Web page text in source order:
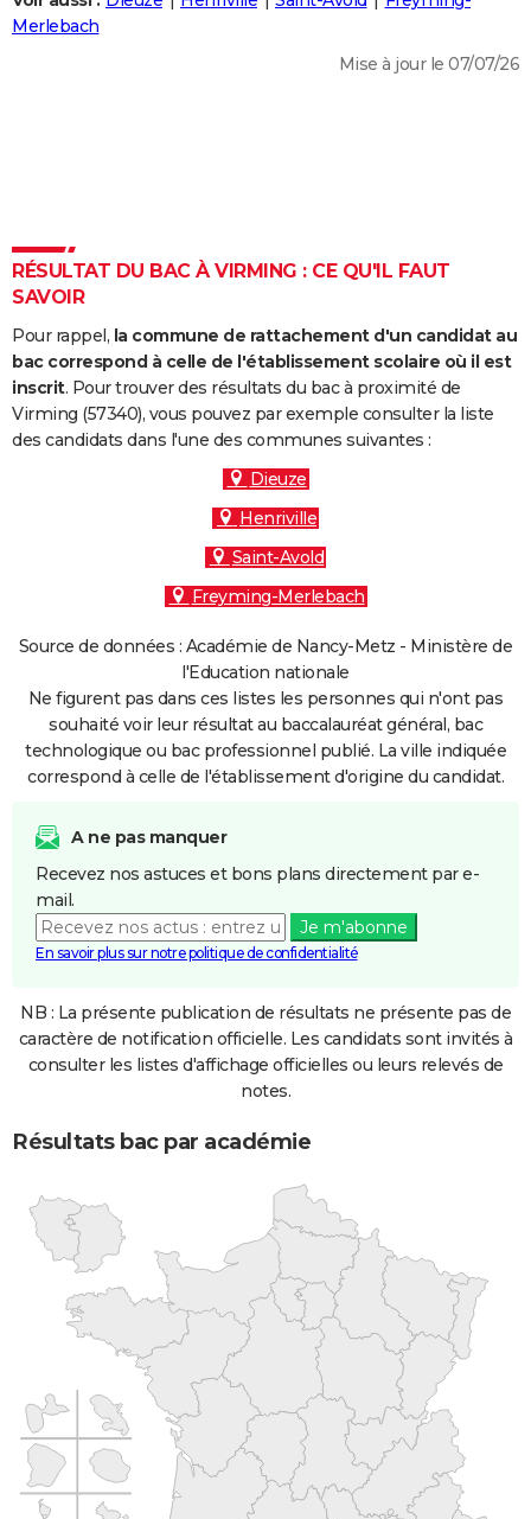
Destinations
City break
Voyage nature
Voyage de noces
Forum
Climat
+
PHOTO
Dictionnaire
Biographies
Citations
Expressions
Proverbes
PROGRAMME TV
S'inscrire
Se connecter
Lycées
Collèges
Primaires
Universités
Entreprises
Service militaire
Avis de recherche
AVIS DE DÉCÈS
FORUM
Merlebach
Mise à jour le 07/07/26
RÉSULTAT DU BAC À VIRMING : CE QU'IL FAUT
SAVOIR
Pour rappel, la commune de rattachement d'un candidat au
bac correspond à celle de l'établissement scolaire où il est
inscrit. Pour trouver des résultats du bac à proximité de
Virming (57340), vous pouvez par exemple consulter la liste
des candidats dans l'une des communes suivantes :
Dieuze
Henriville
Saint-Avold
Freyming-Merlebach
Source de données : Académie de Nancy-Metz - Ministère de
l'Education nationale
Ne figurent pas dans ces listes les personnes qui n'ont pas
souhaité voir leur résultat au baccalauréat général, bac
technologique ou bac professionnel publié. La ville indiquée
correspond à celle de l'établissement d'origine du candidat.
A ne pas manquer
Recevez nos astuces et bons plans directement par e-
mail.
Je m'abonne
En savoir plus sur notre politique de confidentialité
NB : La présente publication de résultats ne présente pas de
caractère de notification officielle. Les candidats sont invités à
consulter les listes d'affichage officielles ou leurs relevés de
notes.
Résultats bac par académie